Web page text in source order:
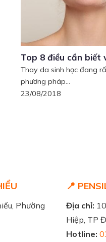
Top 8 điều cần biết
Thay da sinh học đang
phương pháp...
23/08/2018
Phường
📍
Địa chỉ:
Hiệp, TP
Hotline: